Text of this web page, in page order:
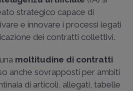
strategico capace di
e innovare i processi legati
dei contratti collettivi.
moltitudine di contratti
anche sovrapposti per ambiti
di articoli, allegati, tabelle